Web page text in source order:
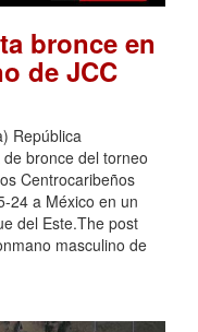
bronce en
de JCC
República
bronce del torneo
Centrocaribeños
24 a México en un
del Este.The post
masculino de